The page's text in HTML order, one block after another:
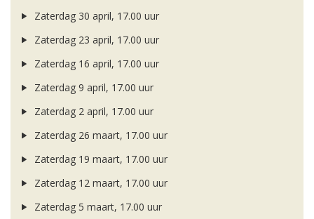
Zaterdag 30 april, 17.00 uur
Zaterdag 23 april, 17.00 uur
Zaterdag 16 april, 17.00 uur
Zaterdag 9 april, 17.00 uur
Zaterdag 2 april, 17.00 uur
Zaterdag 26 maart, 17.00 uur
Zaterdag 19 maart, 17.00 uur
Zaterdag 12 maart, 17.00 uur
Zaterdag 5 maart, 17.00 uur